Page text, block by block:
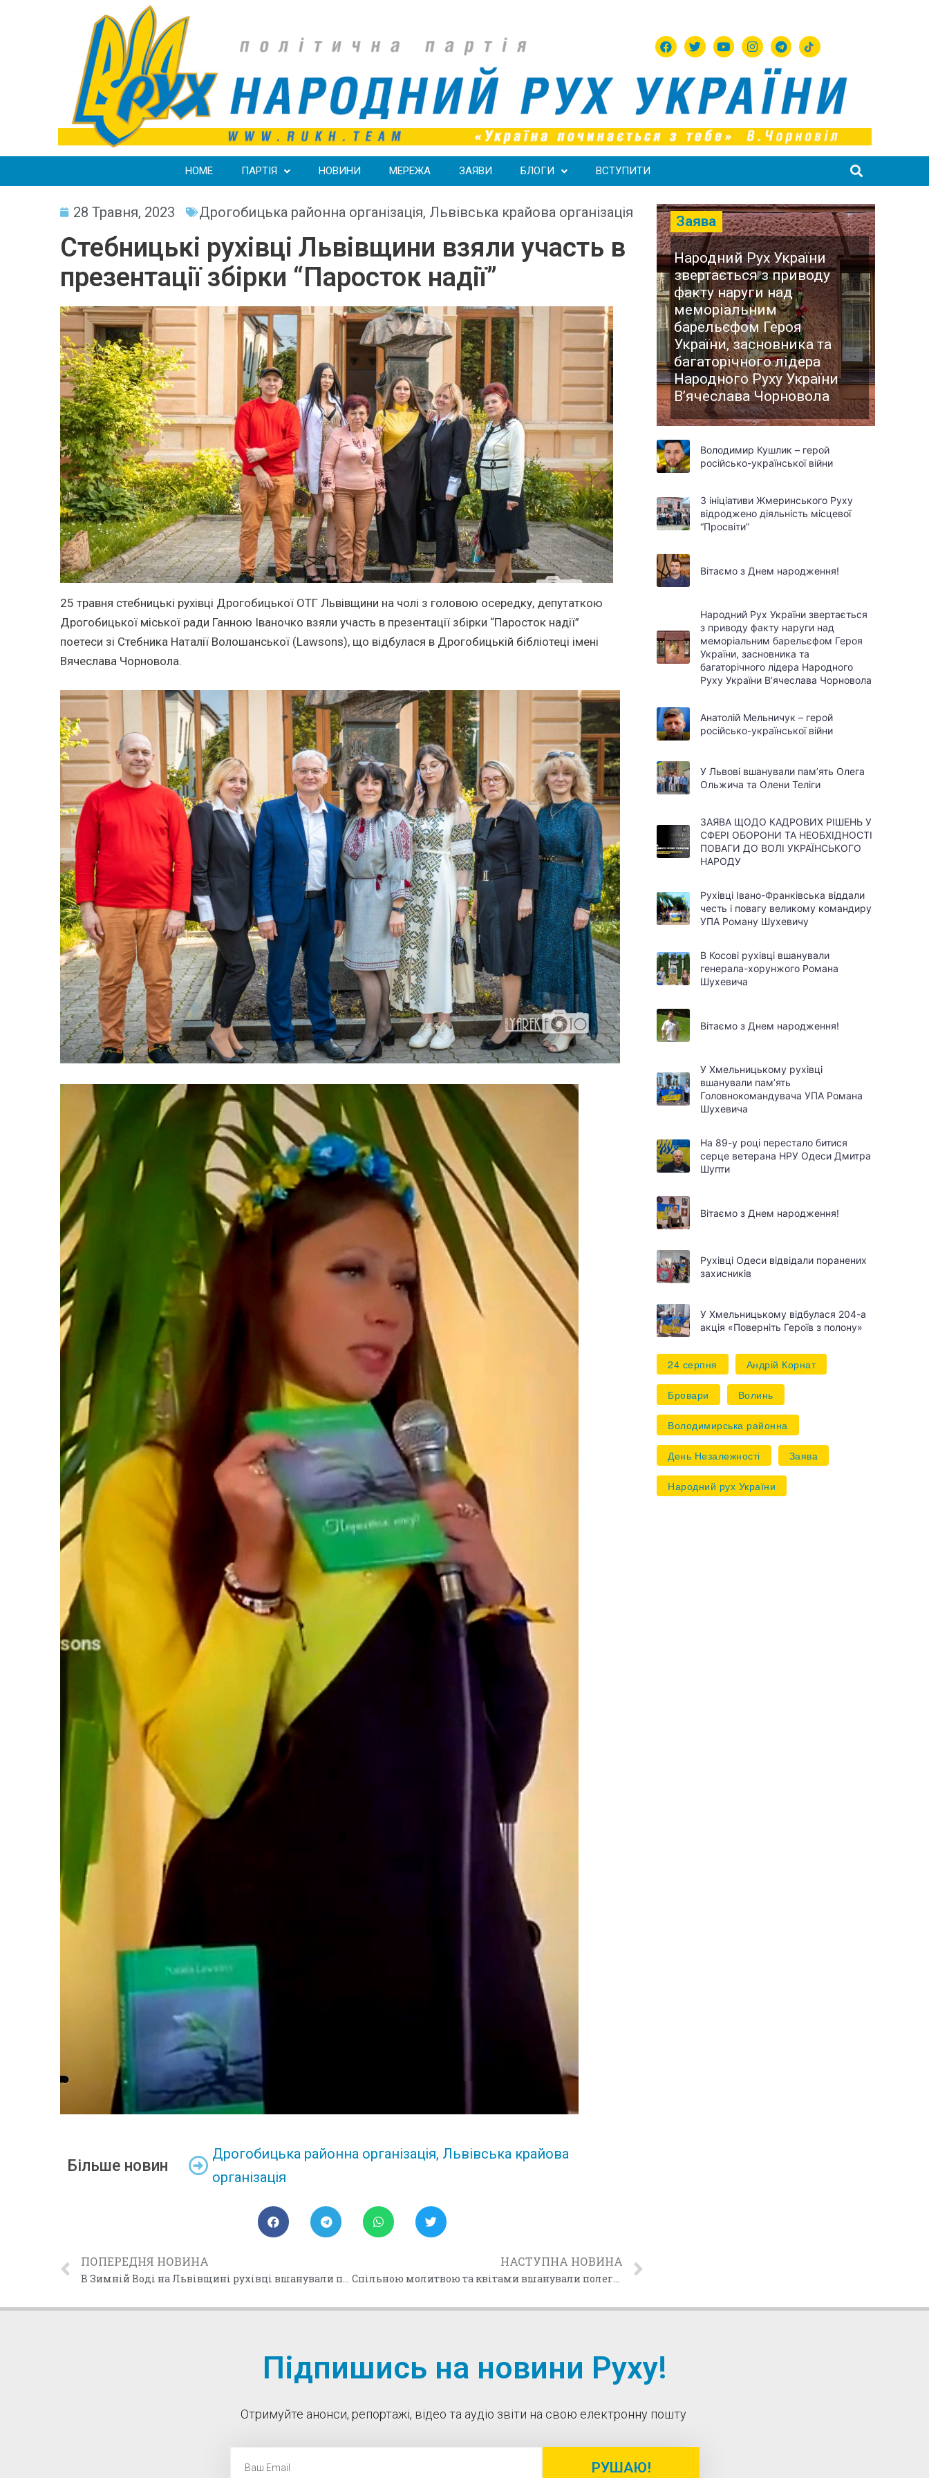
HOME ПАРТІЯ НОВИНИ МЕРЕЖА ЗАЯВИ БЛОГИ ВСТУПИТИ
28 Травня, 2023 Дрогобицька районна організація, Львівська крайова організація
Стебницькі рухівці Львівщини взяли участь в
презентації збірки “Паросток надії”
25 травня стебницькі рухівці Дрогобицької ОТГ Львівщини на чолі з головою осередку, депутаткою
Дрогобицької міської ради Ганною Іваночко взяли участь в презентації збірки “Паросток надії”
поетеси зі Стебника Наталії Волошанської (Lawsons), що відбулася в Дрогобицькій бібліотеці імені
Вячеслава Чорновола.
Більше новин
Дрогобицька районна організація, Львівська крайова
організація
ПОПЕРЕДНЯ НОВИНА НАСТУПНА НОВИНА
Заява
Народний Рух України
звертається з приводу
факту наруги над
меморіальним
барельєфом Героя
України, засновника та
багаторічного лідера
Народного Руху України
В’ячеслава Чорновола
Володимир Кушлик – герой
російсько-української війни
З ініціативи Жмеринського Руху
відроджено діяльність місцевої
“Просвіти”
Вітаємо з Днем народження!
Народний Рух України звертається
з приводу факту наруги над
меморіальним барельєфом Героя
України, засновника та
багаторічного лідера Народного
Руху України В’ячеслава Чорновола
Анатолій Мельничук – герой
російсько-української війни
У Львові вшанували пам’ять Олега
Ольжича та Олени Теліги
ЗАЯВА ЩОДО КАДРОВИХ РІШЕНЬ У
СФЕРІ ОБОРОНИ ТА НЕОБХІДНОСТІ
ПОВАГИ ДО ВОЛІ УКРАЇНСЬКОГО
НАРОДУ
Рухівці Івано-Франківська віддали
честь і повагу великому командиру
УПА Роману Шухевичу
В Косові рухівці вшанували
генерала-хорунжого Романа
Шухевича
Вітаємо з Днем народження!
У Хмельницькому рухівці
вшанували пам’ять
Головнокомандувача УПА Романа
Шухевича
На 89-у році перестало битися
серце ветерана НРУ Одеси Дмитра
Шупти
Вітаємо з Днем народження!
Рухівці Одеси відвідали поранених
захисників
У Хмельницькому відбулася 204-а
акція «Поверніть Героїв з полону»
24 серпня Андрій Корнат
Бровари Волинь
Володимирська районна
День Незалежності Заява
Народний рух України
Підпишись на новини Руху!
Отримуйте анонси, репортажі, відео та аудіо звіти на свою електронну пошту
РУШАЮ!